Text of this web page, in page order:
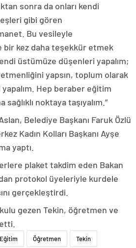
sonra da onları kendi
gibi gören
Bu vesileyle
kez daha teşekkür etmek
üstümüze düşenleri yapalım;
yapsın, toplum olarak
Hep beraber eğitim
noktaya taşıyalım.”
Belediye Başkanı Faruk Özlü
Kadın Kolları Başkanı Ayşe
yaptı.
plaket takdim eden Bakan
protokol üyeleriyle kurdele
gerçekleştirdi.
gezen Tekin, öğretmen ve
Eğitim Öğretmen Tekin